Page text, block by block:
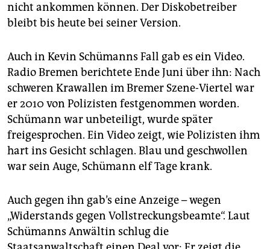
nicht ankommen können. Der Diskobetreiber
bleibt bis heute bei seiner Version.
Auch in Kevin Schümanns Fall gab es ein Video.
Radio Bremen berichtete Ende Juni über ihn: Nach
schweren Krawallen im Bremer Szene-Viertel war
er 2010 von Polizisten festgenommen worden.
Schümann war unbeteiligt, wurde später
freigesprochen. Ein Video zeigt, wie Polizisten ihm
hart ins Gesicht schlagen. Blau und geschwollen
war sein Auge, Schümann elf Tage krank.
Auch gegen ihn gab’s eine Anzeige – wegen
„Widerstands gegen Vollstreckungsbeamte“. Laut
Schümanns Anwältin schlug die